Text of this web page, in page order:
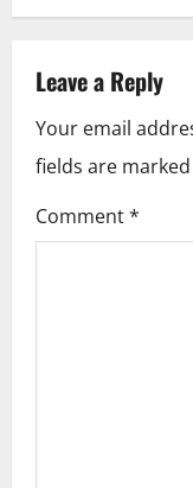
n
a
v
i
g
Leave a Reply
Your email
fields are marked
Comment*